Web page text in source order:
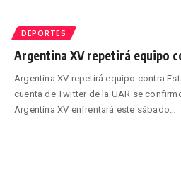
DEPORTES
Argentina XV repetirá equipo
Argentina XV repetirá equipo contra
cuenta de Twitter de la UAR se
Argentina XV enfrentará este sábado…